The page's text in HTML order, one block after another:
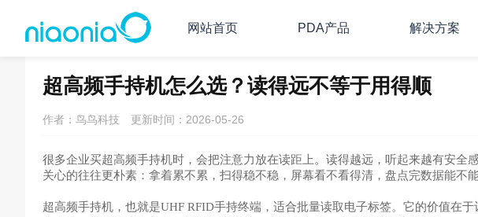
网站首页 PDA产品 解决方案
主页 PDA/RFID资讯
超高频手持机怎么选？读得远不等于用得顺
作者：鸟鸟科技 更新时间：2026-05-26
很多企业买超高频手持机时，会把注意力放在读距上。读得越远，听起来越有安全
关心的往往更朴素：拿着累不累，扫得稳不稳，屏幕看不看得清，盘点完数据能不能
超高频手持机，也就是UHF RFID手持终端，适合批量读取电子标签。它的价值在